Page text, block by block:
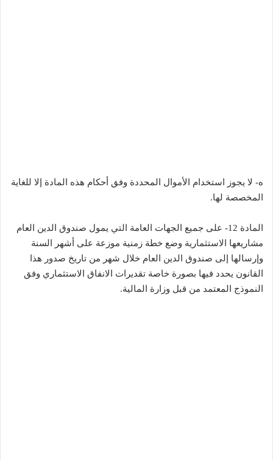
ه- لا يجوز استخدام الأموال المحددة وفق أحكام هذه المادة إلا للغاية
المخصصة لها.
المادة 12- على جميع الجهات العامة التي يمول صندوق الدين العام
مشاريعها الاستثمارية وضع خطة زمنية موزعة على أشهر السنة
وإرسالها إلى صندوق الدين العام خلال شهر من تاريخ صدور هذا
القانون يحدد فيها بصورة خاصة تقديرات الانفاق الاستثماري وفق
النموذج المعتمد من قبل وزارة المالية.